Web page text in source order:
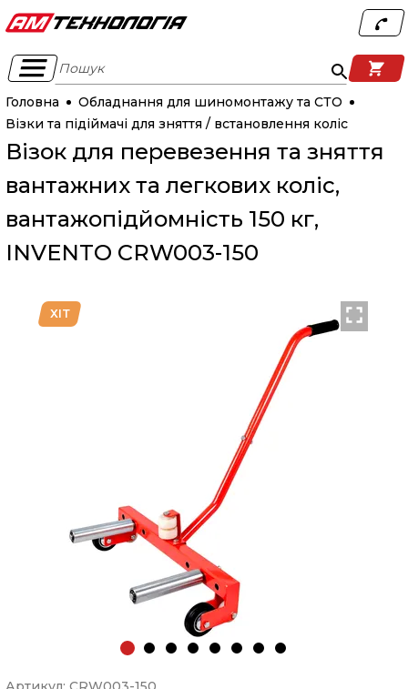
Пошук
Головна
Обладнання для шиномонтажу та СТО
Візки та підіймачі для зняття / встановлення коліс
Візок для перевезення та зняття
вантажних та легкових коліс,
вантажопідйомність 150 кг,
INVENTO CRW003-150
ХІТ